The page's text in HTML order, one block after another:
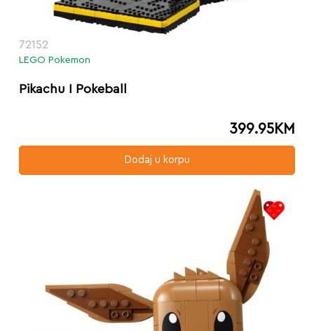
72152
LEGO Pokemon
Pikachu I Pokeball
399.95KM
Dodaj u korpu